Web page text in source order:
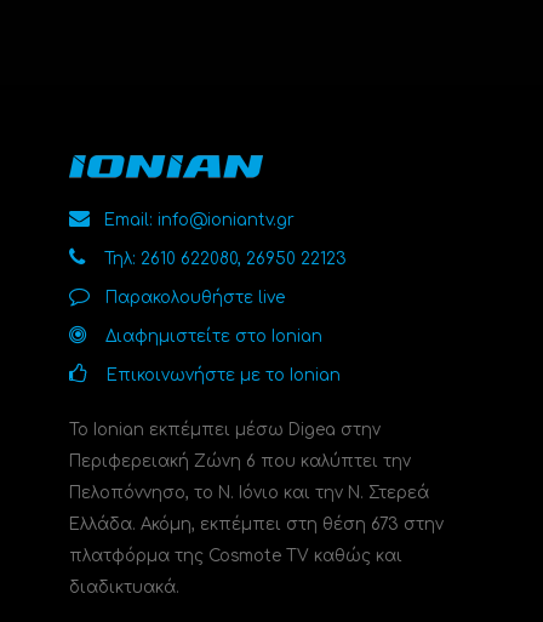
Email: info@ioniantv.gr
Τηλ: 2610 622080, 26950 22123
Παρακολουθήστε live
Διαφημιστείτε στο Ionian
Επικοινωνήστε με το Ionian
Το Ionian εκπέμπει μέσω Digea στην
Περιφερειακή Ζώνη 6 που καλύπτει την
Πελοπόννησο, το N. Ιόνιο και την Ν. Στερεά
Ελλάδα. Ακόμη, εκπέμπει στη θέση 673 στην
πλατφόρμα της Cosmote TV καθώς και
διαδικτυακά.